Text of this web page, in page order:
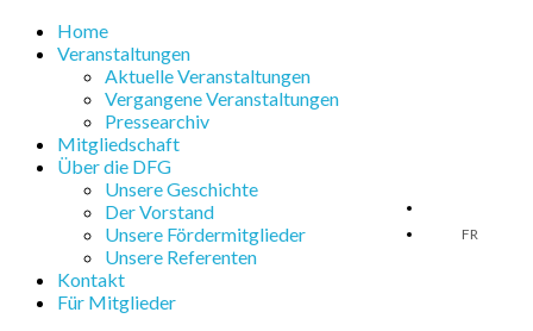
Home
Veranstaltungen
Aktuelle Veranstaltungen
Vergangene Veranstaltungen
Pressearchiv
Mitgliedschaft
Über die DFG
Unsere Geschichte
Der Vorstand
Unsere Fördermitglieder
Unsere Referenten
Kontakt
Für Mitglieder
FR